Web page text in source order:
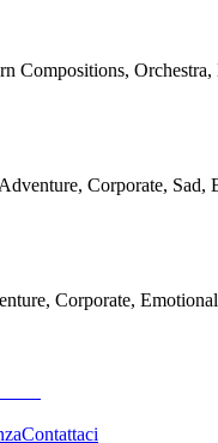
Compositions,
Corporate, Sad,
Corporate,
Contattaci